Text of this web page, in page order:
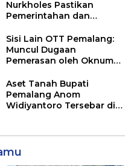
Nurkholes Pastikan
Pemerintahan dan
Berjalan
Sisi Lain OTT Pemalang:
Muncul Dugaan
Pemerasan oleh Oknum
Aset Tanah Bupati
Pemalang Anom
Widiyantoro Tersebar di